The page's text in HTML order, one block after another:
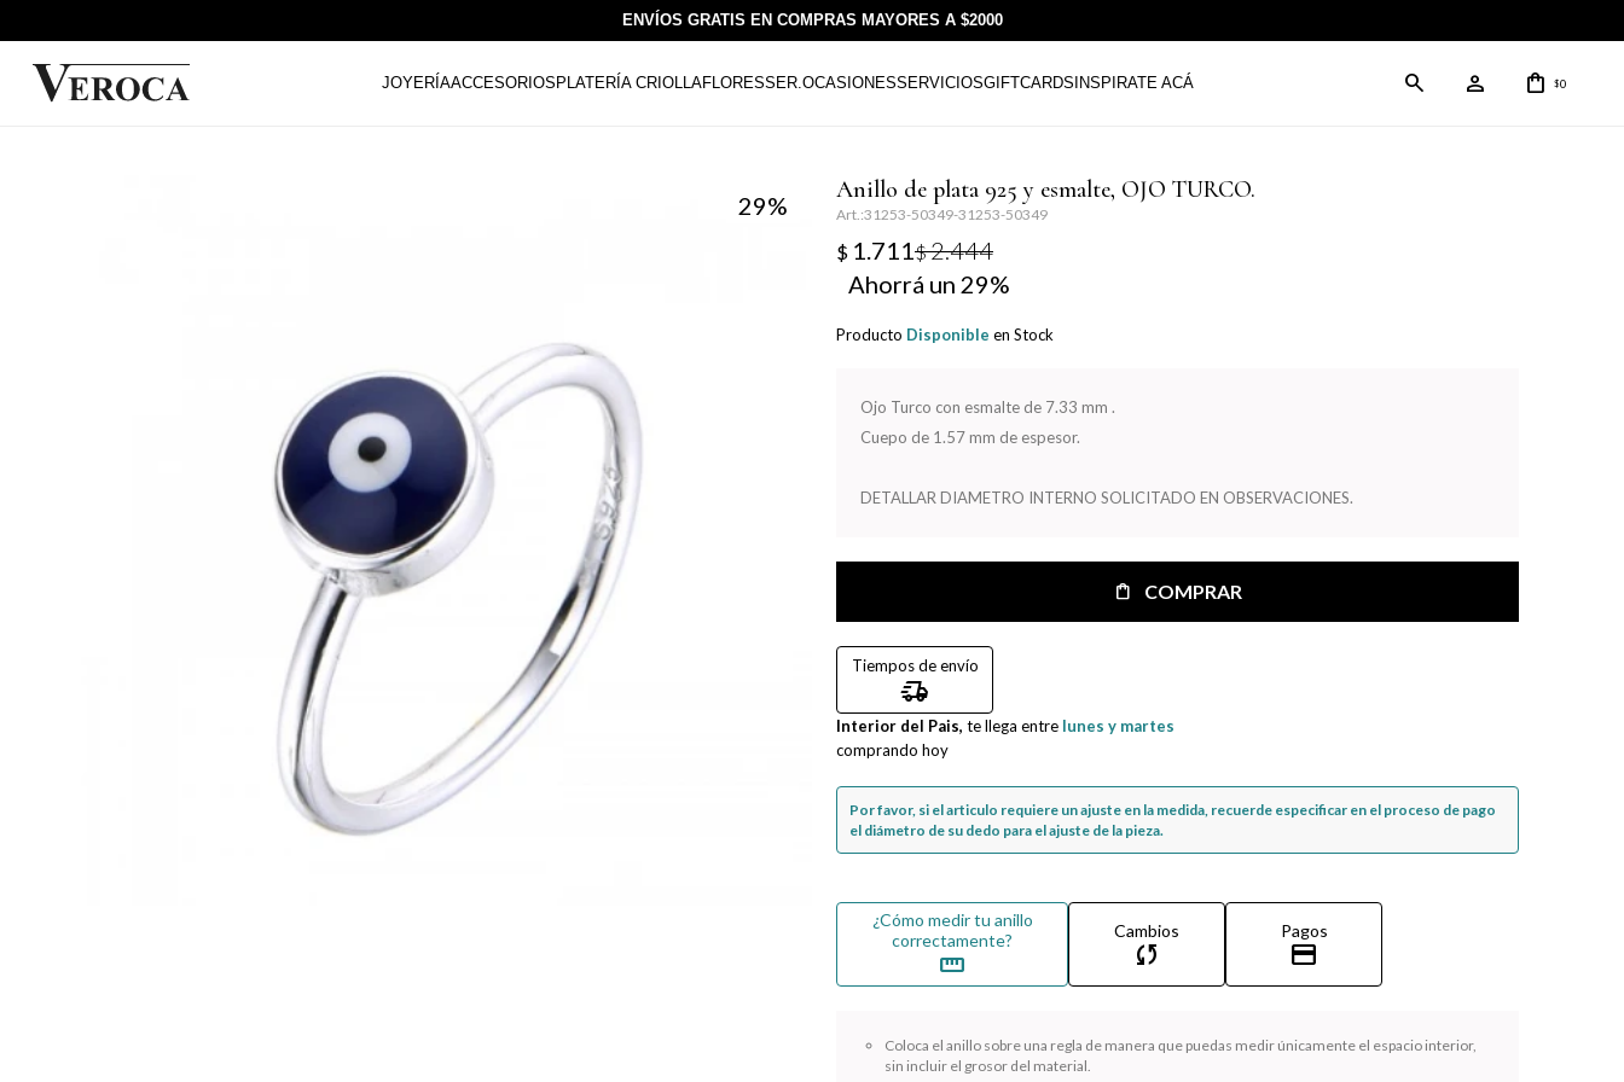
ENVÍOS GRATIS EN COMPRAS MAYORES A $2000
JOYERÍAACCESORIOS PLATERÍA CRIOLLAFLORESSER.OCASIONESSERVICIOSGIFTCARDS INSPIRATE ACÁ $0
29
Anillo de plata 925 y esmalte, OJO TURCO.
31253-50349-31253-50349
$ 1.711$2.444
29
Producto Disponible en Stock
Ojo Turco con esmalte de 7.33 mm .
Cuepo de 1.57 mm de espesor.
DETALLAR DIAMETRO INTERNO SOLICITADO EN OBSERVACIONES.
COMPRAR
Tiempos de envío
delivery_truck_speed
Interior del Pais, te llega entre lunes y martes
comprando hoy
Por favor, si el articulo requiere un ajuste en la medida, recuerde especificar en el proceso de pago
el diámetro de su dedo para el ajuste de la pieza.
¿Cómo medir tu anillo
correctamente?
straighten
Cambios
sync
Pagos
credit_card
Coloca el anillo sobre una regla de manera que puedas medir únicamente el espacio interior,
sin incluir el grosor del material.